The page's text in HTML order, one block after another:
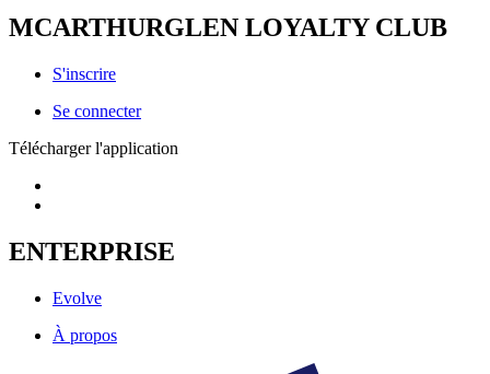
MCARTHURGLEN LOYALTY CLUB
S'inscrire
Se connecter
Télécharger l'application
ENTERPRISE
Evolve
À propos